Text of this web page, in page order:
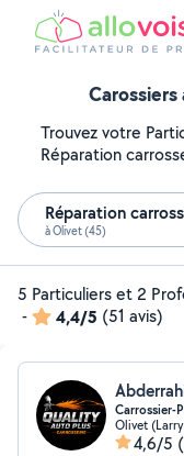
Trouvez votre
Réparation
Réparation
à Olivet (45)
5 Particuliers et 2
-
4,4/5 (51 avis)
Carrossier-
Olivet
4,6/5